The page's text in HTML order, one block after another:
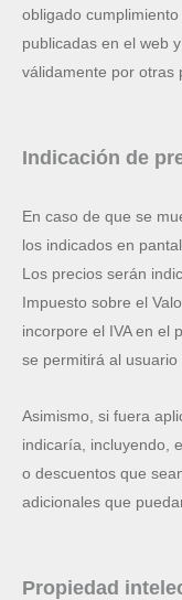
obligado
publicadas en el web
válidamente por otras
Indicación de
En caso de que se
los indicados en
Los precios serán
Impuesto sobre el
incorpore el IVA en el
se permitirá al usuario
Asimismo, si fuera
indicaría, incluyendo,
o descuentos que
adicionales que
Propiedad